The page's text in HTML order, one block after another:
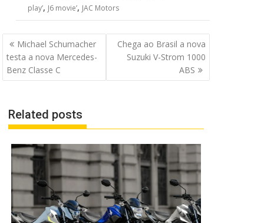
play’, J6 movie’, JAC Motors
Navegação
de
Post
Michael Schumacher
testa a nova Mercedes-
Benz Classe C
Chega ao Brasil a nova
Suzuki V-Strom 1000
ABS
Related posts